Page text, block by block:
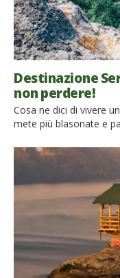
Destinazione
non perdere!
Cosa ne dici di vivere
mete più blasonate e
della penisola
itinerari spettacolari,
folklore e suggestivi